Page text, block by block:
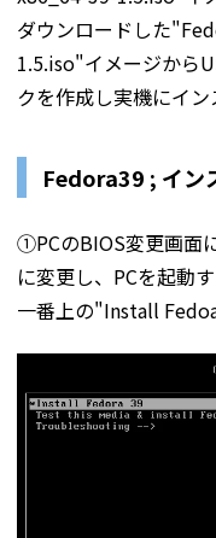
ダウンロードした
1.5.iso"イメージから
クを作成し実機にイ
Fedora39 ; イン
①PCのBIOS変更画面
に変更し、PCを起動
一番上の"Install